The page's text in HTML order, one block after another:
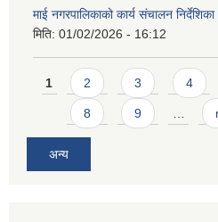
माई नगरपालिकाको कार्य संचालन
मिति: 01/02/2026 - 16:12
Pages
1 2 3 4
8 9
अन्य